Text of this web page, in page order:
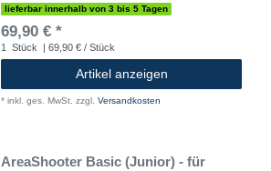
lieferbar innerhalb von 3 bis 5 Tagen
69,90 € *
1 Stück | 69,90 € / Stück
Artikel anzeigen
* inkl. ges. MwSt. zzgl. Versandkosten
AreaShooter Basic (Junior) - für